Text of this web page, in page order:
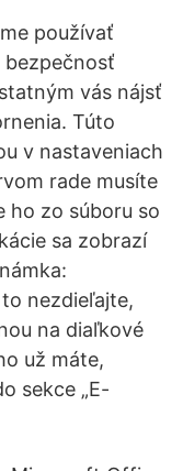
používať
bezpečnosť
vás nájsť
Túto
v nastaveniach
rade musíte
ho zo súboru so
sa zobrazí
nezdieľajte,
na diaľkové
už máte,
sekce „E-